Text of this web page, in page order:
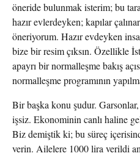
öneride bulunmak isterim; bu
hazır evlerdeyken; kapılar
öneriyorum. Hazır evdeyken
bize bir resim çıksın. Özellikle
apayrı bir normalleşme bakış
normalleşme programının
Bir başka konu şudur.
işsiz. Ekonominin canlı haline
Biz demiştik ki; bu süreç
verin. Ailelere 1000 lira verildi